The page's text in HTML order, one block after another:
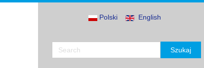
Polski English